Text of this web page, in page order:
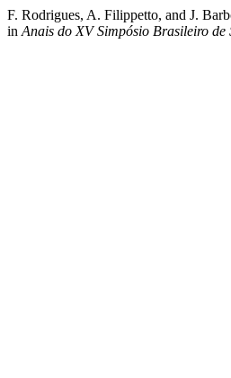
F. Rodrigues, A. Filippetto, and J.
in Anais do XV Simpósio Brasileiro de